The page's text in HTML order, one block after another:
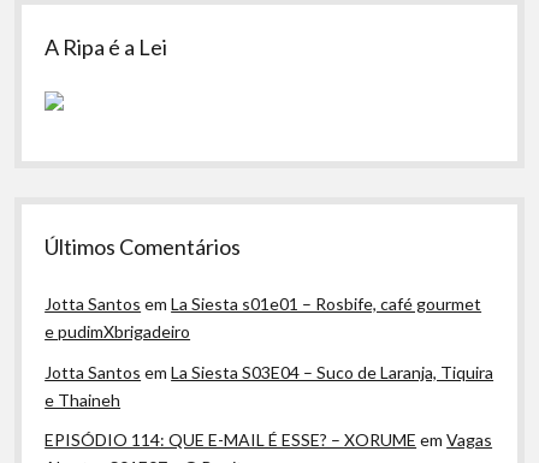
A Ripa é a Lei
Últimos Comentários
Jotta Santos emLa Siesta s01e01 – Rosbife, café gourmet
e pudimXbrigadeiro
Jotta Santos emLa Siesta S03E04 – Suco de Laranja, Tiquira
e Thaineh
EPISÓDIO 114: QUE E-MAIL É ESSE? – XORUME emVagas